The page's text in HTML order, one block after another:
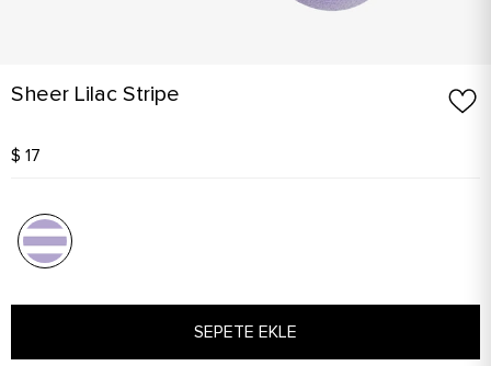
Sheer Lilac Stripe
$ 17
SEPETE EKLE